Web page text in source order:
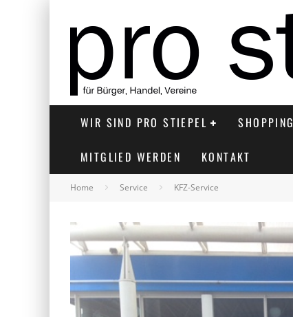
WIR SIND PRO STIEPEL SHOPPING
MITGLIED WERDEN KONTAKT
Home Service KFZ-Service